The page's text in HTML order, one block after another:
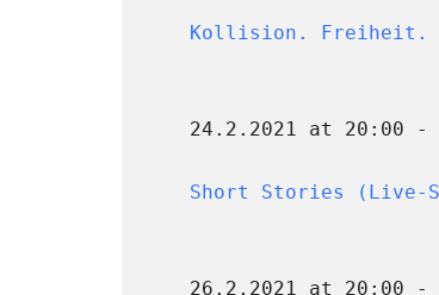
Kollision. Freiheit.
24.2.2021 at 20:00 -
Short Stories (Live-
26.2.2021 at 20:00 -